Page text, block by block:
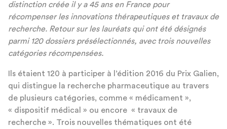
distinction créée il y a 45 ans en France pour
récompenser lesinnovations thérapeutiques et travaux de
recherche. Retour sur les lauréats qui ont été désignés
parmi 120 dossiers présélectionnés, avec trois nouvelles
catégories récompensées.
Ils étaient 120 à participer à l’édition 2016 du Prix Galien,
qui distingue la recherche pharmaceutique au travers
de plusieurs catégories, comme « médicament »,
« dispositif médical » ou encore « travaux de
recherche ». Trois nouvelles thématiques ont été